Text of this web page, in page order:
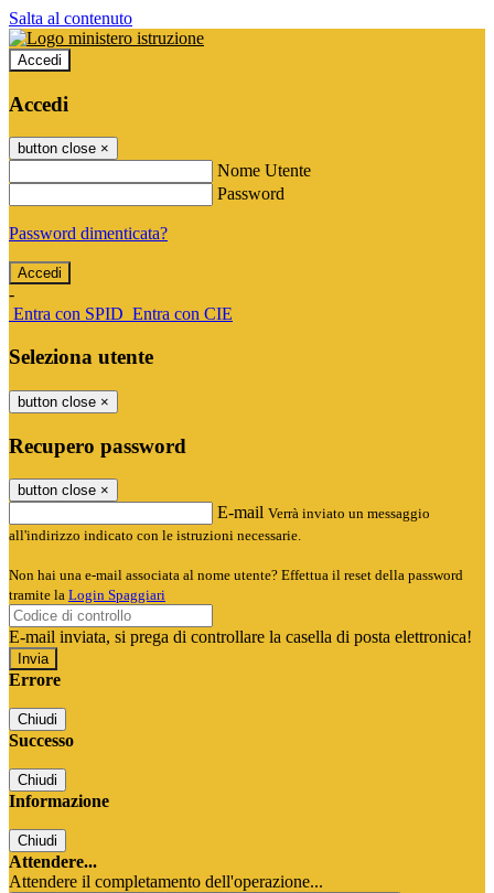
Salta al contenuto
Accedi
Accedi
button close ×
Nome Utente
Password
Password dimenticata?
-
Entra con SPID Entra con CIE
Seleziona utente
button close ×
Recupero password
button close ×
E-mail Verrà inviato un messaggio
all'indirizzo indicato con le istruzioni necessarie.
Non hai una e-mail associata al nome utente? Effettua il reset della password
tramite la Login Spaggiari
E-mail inviata, si prega di controllare la casella di posta elettronica!
Errore
Chiudi
Successo
Chiudi
Informazione
Chiudi
Attendere...
Attendere il completamento dell'operazione...